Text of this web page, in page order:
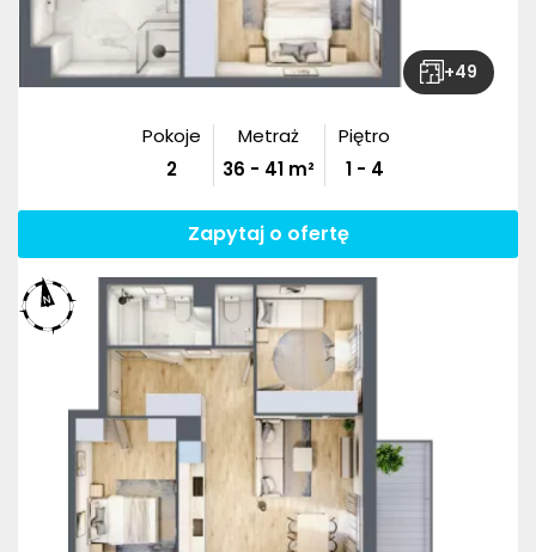
+49
Pokoje
2
Metraż
36 - 41m²
Piętro
1 - 4
Zapytaj o ofertę